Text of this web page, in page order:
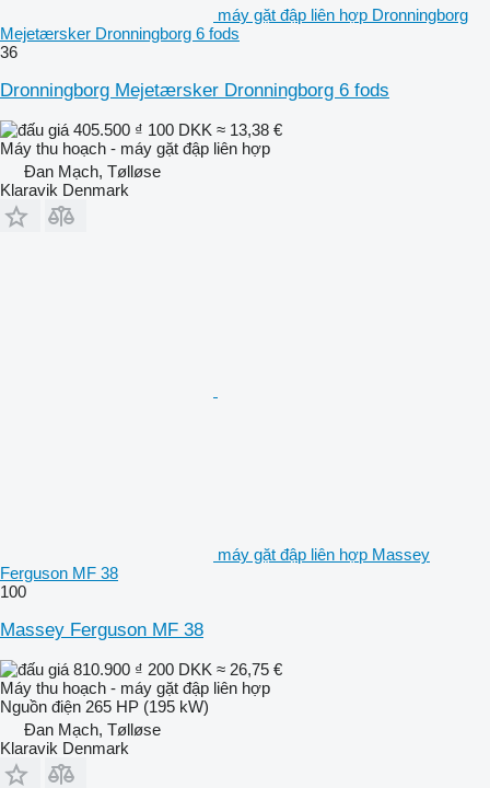
máy gặt đập liên hợp Dronningborg
Mejetærsker Dronningborg 6 fods
36
Dronningborg Mejetærsker Dronningborg 6 fods
405.500 ₫ 100 DKK ≈ 13,38 €
Máy thu hoạch - máy gặt đập liên hợp
Đan Mạch, Tølløse
Klaravik Denmark
máy gặt đập liên hợp Massey
Ferguson MF 38
100
Massey Ferguson MF 38
810.900 ₫ 200 DKK ≈ 26,75 €
Máy thu hoạch - máy gặt đập liên hợp
Nguồn điện 265 HP (195 kW)
Đan Mạch, Tølløse
Klaravik Denmark